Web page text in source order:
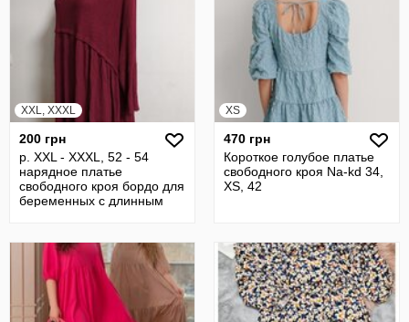
XXL, XXXL
200 грн
р. XXL - XXXL, 52 - 54
нарядное платье
свободного кроя бордо для
беременных с длинным
XS
470 грн
Короткое голубое платье
свободного кроя Na-kd 34,
XS, 42